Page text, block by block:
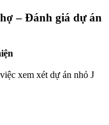
– Đánh giá dự án
xem xét dự án nhỏ J